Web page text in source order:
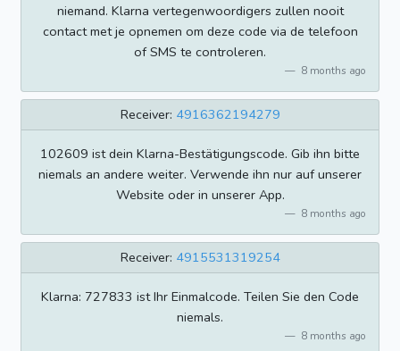
niemand. Klarna vertegenwoordigers zullen nooit
contact met je opnemen om deze code via de telefoon
of SMS te controleren.
8 months ago
Receiver: 4916362194279
102609 ist dein Klarna-Bestätigungscode. Gib ihn bitte
niemals an andere weiter. Verwende ihn nur auf unserer
Website oder in unserer App.
8 months ago
Receiver: 4915531319254
Klarna: 727833 ist Ihr Einmalcode. Teilen Sie den Code
niemals.
8 months ago